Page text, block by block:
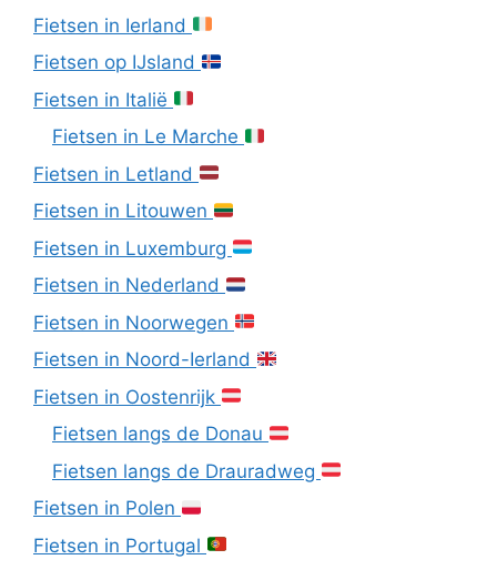
Fietsen in Ierland
Fietsen op IJsland
Fietsen in Italië
Fietsen in Le Marche
Fietsen in Letland
Fietsen in Litouwen
Fietsen in Luxemburg
Fietsen in Nederland
Fietsen in Noorwegen
Fietsen in Noord-Ierland
Fietsen in Oostenrijk
Fietsen langs de Donau
Fietsen langs de Drauradweg
Fietsen in Polen
Fietsen in Portugal